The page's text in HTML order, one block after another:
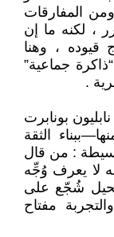
المفارقات
، لكنه ما إن
قيوده ، وهنا
جماعية”
.
بونابرت
الثقة
بسيطة : من قال
لا يعرف وُجِّه
شُجّع على
مفتاح